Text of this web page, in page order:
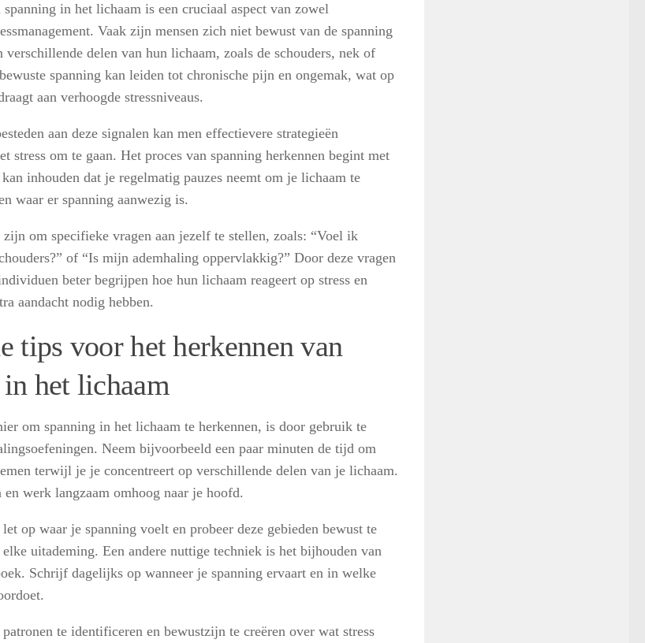
spanning in het lichaam is een cruciaal aspect van zowel
Vaak zijn mensen zich niet bewust van de spanning
delen van hun lichaam, zoals de schouders, nek of
spanning kan leiden tot chronische pijn en ongemak, wat op
aan verhoogde stressniveaus.
aan deze signalen kan men effectievere strategieën
stress om te gaan. Het proces van spanning herkennen begint met
inhouden dat je regelmatig pauzes neemt om je lichaam te
waar er spanning aanwezig is.
om specifieke vragen aan jezelf te stellen, zoals: “Voel ik
of “Is mijn ademhaling oppervlakkig?” Door deze vragen
beter begrijpen hoe hun lichaam reageert op stress en
aandacht nodig hebben.
tips voor het herkennen van
het lichaam
om spanning in het lichaam te herkennen, is door gebruik te
Neem bijvoorbeeld een paar minuten de tijd om
terwijl je je concentreert op verschillende delen van je lichaam.
werk langzaam omhoog naar je hoofd.
op waar je spanning voelt en probeer deze gebieden bewust te
uitademing. Een andere nuttige techniek is het bijhouden van
Schrijf dagelijks op wanneer je spanning ervaart en in welke
te identificeren en bewustzijn te creëren over wat stress